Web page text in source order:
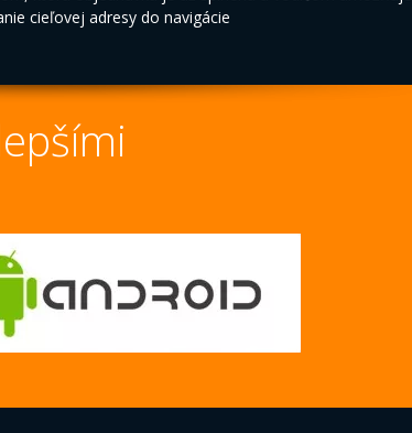
cieľovej adresy do navigácie